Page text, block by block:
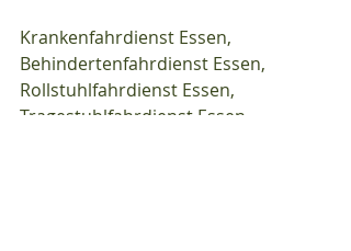
Krankenfahrdienst Essen,
Behindertenfahrdienst Essen,
Rollstuhlfahrdienst Essen,
Tragestuhlfahrdienst Essen,